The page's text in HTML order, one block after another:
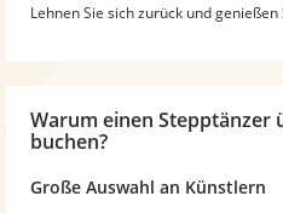
Lehnen Sie sich zurück und
Warum einen Stepptänzer
buchen?
Große Auswahl an Künstlern